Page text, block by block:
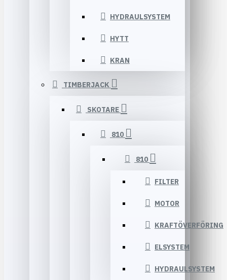
HYDRAULSYSTEM
HYTT
KRAN
TIMBERJACK
SKOTARE
810
810
FILTER
MOTOR
KRAFTÖVERFÖRING
ELSYSTEM
HYDRAULSYSTEM